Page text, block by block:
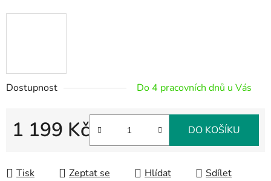
Dostupnost Do 4 pracovních dnů u Vás
1 199 Kč DO KOŠÍKU
Tisk Zeptat se Hlídat Sdílet